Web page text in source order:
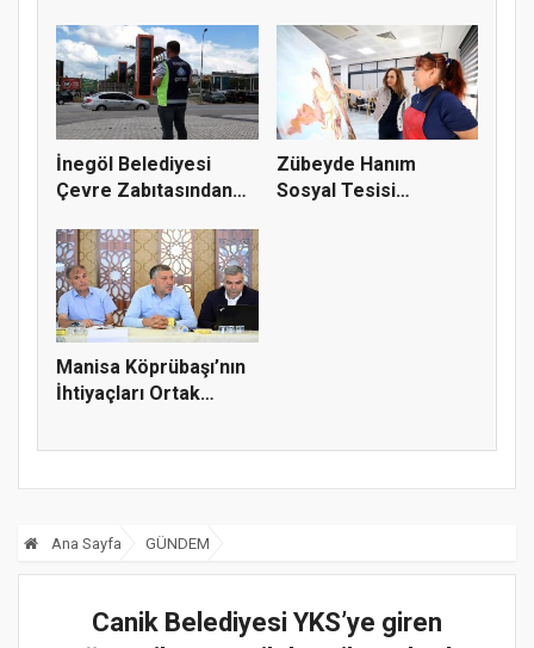
İnegöl Belediyesi
Çevre Zabıtasından
Zübeyde Hanım
Sosyal Tesisi
Manisa Köprübaşı’nın
İhtiyaçları Ortak
Ana Sayfa GÜNDEM
Canik Belediyesi YKS’ye giren